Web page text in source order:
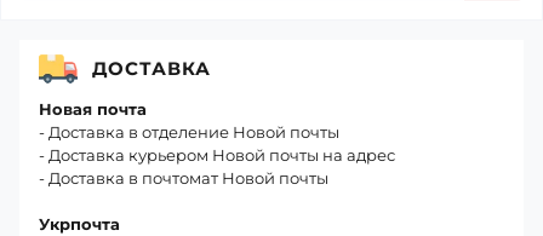
ДОСТАВКА
Новая почта
- Доставка в отделение Новой почты
- Доставка курьером Новой почты на адрес
- Доставка в почтомат Новой почты
Укрпочта